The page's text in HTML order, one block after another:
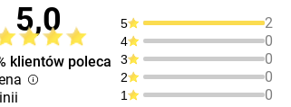
5,0
klientów poleca
5 2
4 0
3 0
2 0
1 0